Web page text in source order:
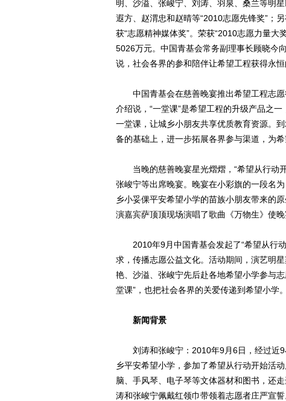
明、沙溢、张峻宁、刘涛、羽泉、桑兰等明
遐方、赵渭忠和赵晴等“2010志愿先锋奖”；
获“志愿精神媒体奖”。荣获“2010志愿力量
5026万元。中国青基会常务副理事长顾晓今
说，社会各界的参和陪伴让希望工程获得永
中国青基会在慈善晚宴推出希望工程志愿
介绍说，“一堂课”是希望工程的升级产品之
一堂课，让城乡小朋友共享优质教育资源。
备的基础上，进一步拓展各界参与渠道，为
当晚的慈善晚宴星光熠熠，“希望从行动开
张峻宁等出席晚宴。晚宴在小彩旗的一段名
乡小妥倮平安希望小学的苗族小朋友带来的
演嘉宾萨顶顶现场演唱了歌曲《万物生》使晚
2010年9月中国青基会发起了“希望从行动
求，传播志愿公益文化。活动期间，演艺明
艳、沙溢、张峻宁先后赴各地希望小学参与
堂课”，也把社会各界的关爱传递到希望小学。
新闻背景
刘涛和张峻宁：2010年9月6日，经过近9
乡平安希望小学，参加了希望从行动开始活
脑、手风琴、电子琴等文体器材和图书，还
涛和张峻宁佩戴红领巾带领着志愿者庄严宣